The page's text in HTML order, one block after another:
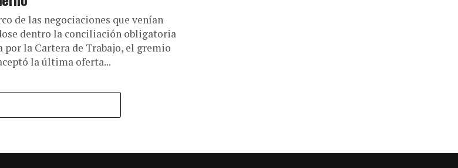
de las negociaciones que venían
dentro la conciliación obligatoria
por la Cartera de Trabajo, el gremio
la última oferta...